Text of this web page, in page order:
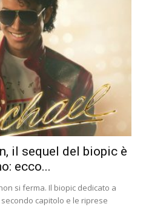
il sequel del biopic è
ecco...
si ferma. Il biopic dedicato a
capitolo e le riprese